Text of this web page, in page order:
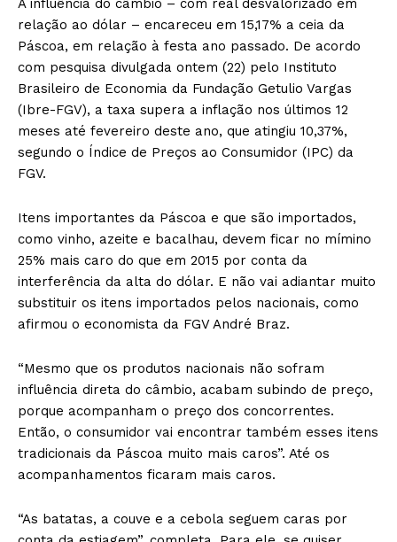
A influência do câmbio – com real desvalorizado em
relação ao dólar – encareceu em 15,17% a ceia da
Páscoa, em relação à festa ano passado. De acordo
com pesquisa divulgada ontem (22) pelo Instituto
Brasileiro de Economia da Fundação Getulio Vargas
(Ibre-FGV), a taxa supera a inflação nos últimos 12
meses até fevereiro deste ano, que atingiu 10,37%,
segundo o Índice de Preços ao Consumidor (IPC) da
FGV.
Itens importantes da Páscoa e que são importados,
como vinho, azeite e bacalhau, devem ficar no mímino
25% mais caro do que em 2015 por conta da
interferência da alta do dólar. E não vai adiantar muito
substituir os itens importados pelos nacionais, como
afirmou o economista da FGV André Braz.
“Mesmo que os produtos nacionais não sofram
influência direta do câmbio, acabam subindo de preço,
porque acompanham o preço dos concorrentes.
Então, o consumidor vai encontrar também esses itens
tradicionais da Páscoa muito mais caros”. Até os
acompanhamentos ficaram mais caros.
“As batatas, a couve e a cebola seguem caras por